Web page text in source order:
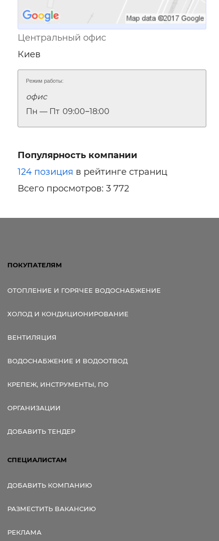
Центральный офис
Киев
Режим работы:
офис
Пн — Пт 09:00‒18:00
Популярность компании
124 позиция в рейтинге страниц
Всего просмотров: 3 772
ПОКУПАТЕЛЯМ
ОТОПЛЕНИЕ И ГОРЯЧЕЕ ВОДОСНАБЖЕНИЕ
ХОЛОД И КОНДИЦИОНИРОВАНИЕ
ВЕНТИЛЯЦИЯ
ВОДОСНАБЖЕНИЕ И ВОДООТВОД
КРЕПЕЖ, ИНСТРУМЕНТЫ, ПО
ОРГАНИЗАЦИИ
ДОБАВИТЬ ТЕНДЕР
СПЕЦИАЛИСТАМ
ДОБАВИТЬ КОМПАНИЮ
РАЗМЕСТИТЬ ВАКАНСИЮ
РЕКЛАМА